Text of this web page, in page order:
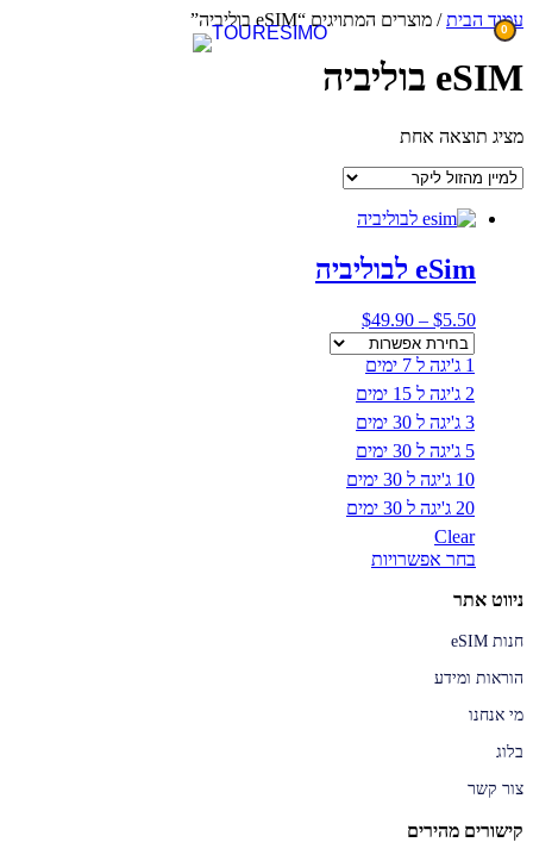
דלג
לתוכן
0
עמוד הבית/ מוצרים המתויגים “eSIM בוליביה”
eSIM בוליביה
מציג תוצאה אחת
eSim לבוליביה
$5.50
–
$49.90 טווח
מחירים:
1 ג'יגה ל 7 ימים
2 ג'יגה ל 15 ימים
3 ג'יגה ל 30 ימים
5 ג'יגה ל 30 ימים
10 ג'יגה ל 30 ימים
20 ג'יגה ל 30 ימים
Clear
בחר אפשרויות
ניווט אתר
חנות eSIM
הוראות ומידע
מי אנחנו
בלוג
צור קשר
קישורים מהירים